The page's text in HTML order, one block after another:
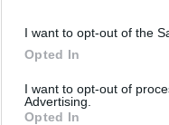
I want to opt-out of the
Opted In
I want to opt-out of
Advertising.
Opted In